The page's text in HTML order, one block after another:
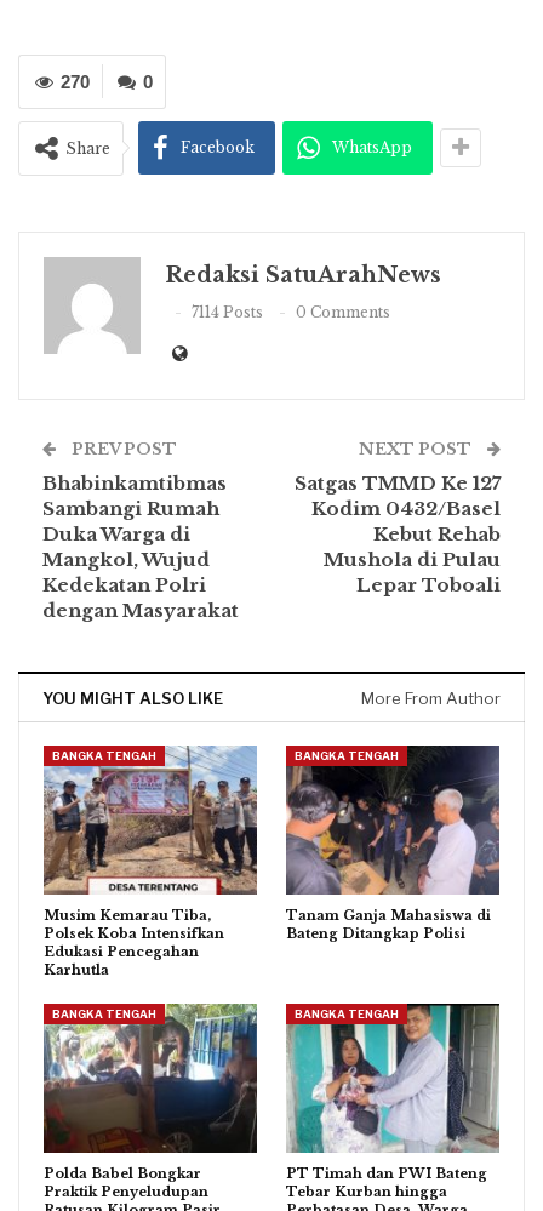
0
270
Share Facebook WhatsApp
Redaksi SatuArahNews
7114 Posts 0 Comments
PREV POST
Bhabinkamtibmas
Sambangi Rumah
Duka Warga di
Mangkol, Wujud
Kedekatan Polri
dengan Masyarakat
NEXT POST
Satgas TMMD Ke 127
Kodim 0432/Basel
Kebut Rehab
Mushola di Pulau
Lepar Toboali
YOU MIGHT ALSO LIKE More From Author
BANGKA TENGAH
Musim Kemarau Tiba,
Polsek Koba Intensifkan
Edukasi Pencegahan
Karhutla
BANGKA TENGAH
Tanam Ganja Mahasiswa di
Bateng Ditangkap Polisi
BANGKA TENGAH
Polda Babel Bongkar
Praktik Penyeludupan
BANGKA TENGAH
PT Timah dan PWI Bateng
Tebar Kurban hingga